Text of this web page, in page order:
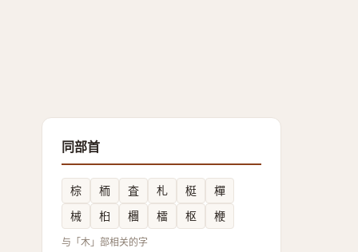
同部首
棕 栭 査 札 梃
樿
械
桕 檲 檑 枢 楩
与「木」部相关的字